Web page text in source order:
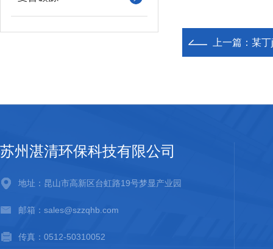
上一篇： 某
苏州湛清环保科技有限公司
地址：昆山市高新区台虹路19号梦显产业园
邮箱：sales@szzqhb.com
传真：0512-50310052